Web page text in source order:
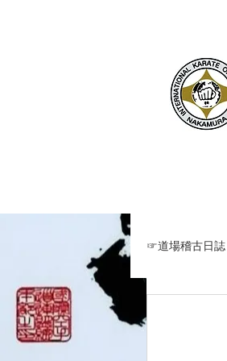
☞道場稽古日誌